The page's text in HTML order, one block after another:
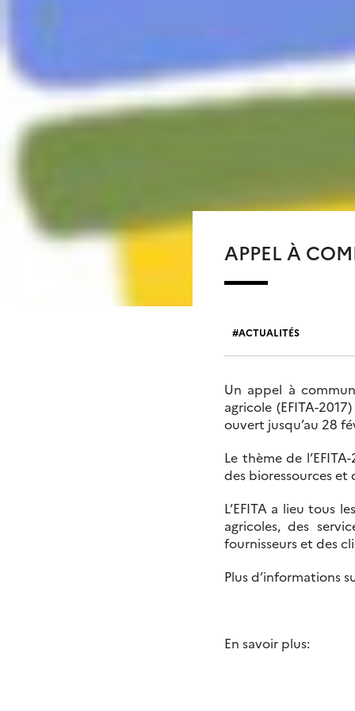
APPEL À
ACTUALITÉS
Un appel à
agricole (EFITA-
ouvert jusqu’au 28
Le thème de
des bioressources et
L’EFITA a lieu tous
agricoles, des
fournisseurs et des
Plus d’informations
En savoir plus: